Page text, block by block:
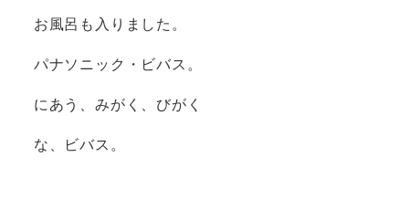
お風呂も入りました。
パナソニック・ビバス。
にあう、みがく、びがく
な、ビバス。